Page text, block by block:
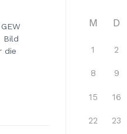
Bild
die
M D
1 2
8 9
15 16
22 23